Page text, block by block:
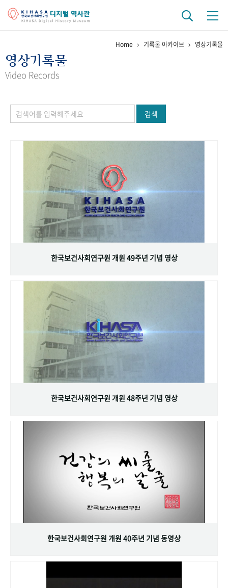
걸어온 길 기관 변천사
정책과 연구 키워드로 보는 연구 역사
연구자들
기록물 아카이브
사진 아카이브 문서 기록물 행정박물 영상 기록물
주년 기념
성과 50선 숫자로 보는 50년
VR 역사관
Home 기록물 아카이브 영상기록물
영상기록물
Video Records
검색
한국보건사회연구원 개원 49주년 기념 영상
한국보건사회연구원 개원 48주년 기념 영상
한국보건사회연구원 개원 40주년 기념 동영상